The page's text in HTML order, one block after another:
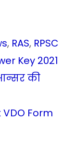
, RAS, RPSC
Key 2021
की
Form